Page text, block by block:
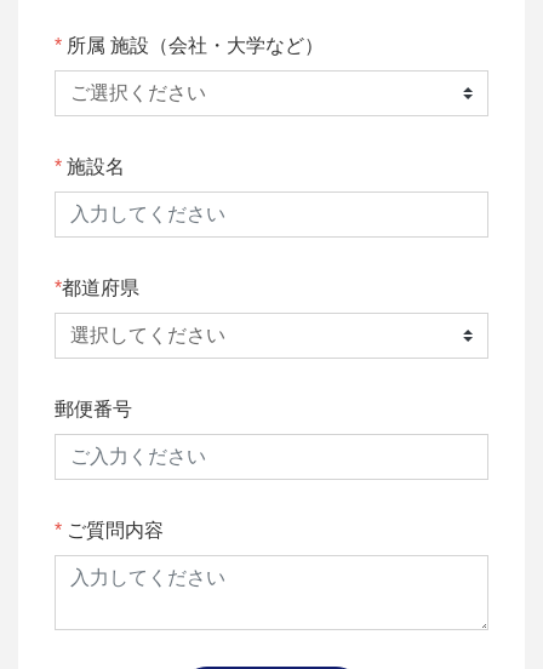
所属 施設（会社・大学など）
施設名
都道府県
郵便番号
ご質問内容